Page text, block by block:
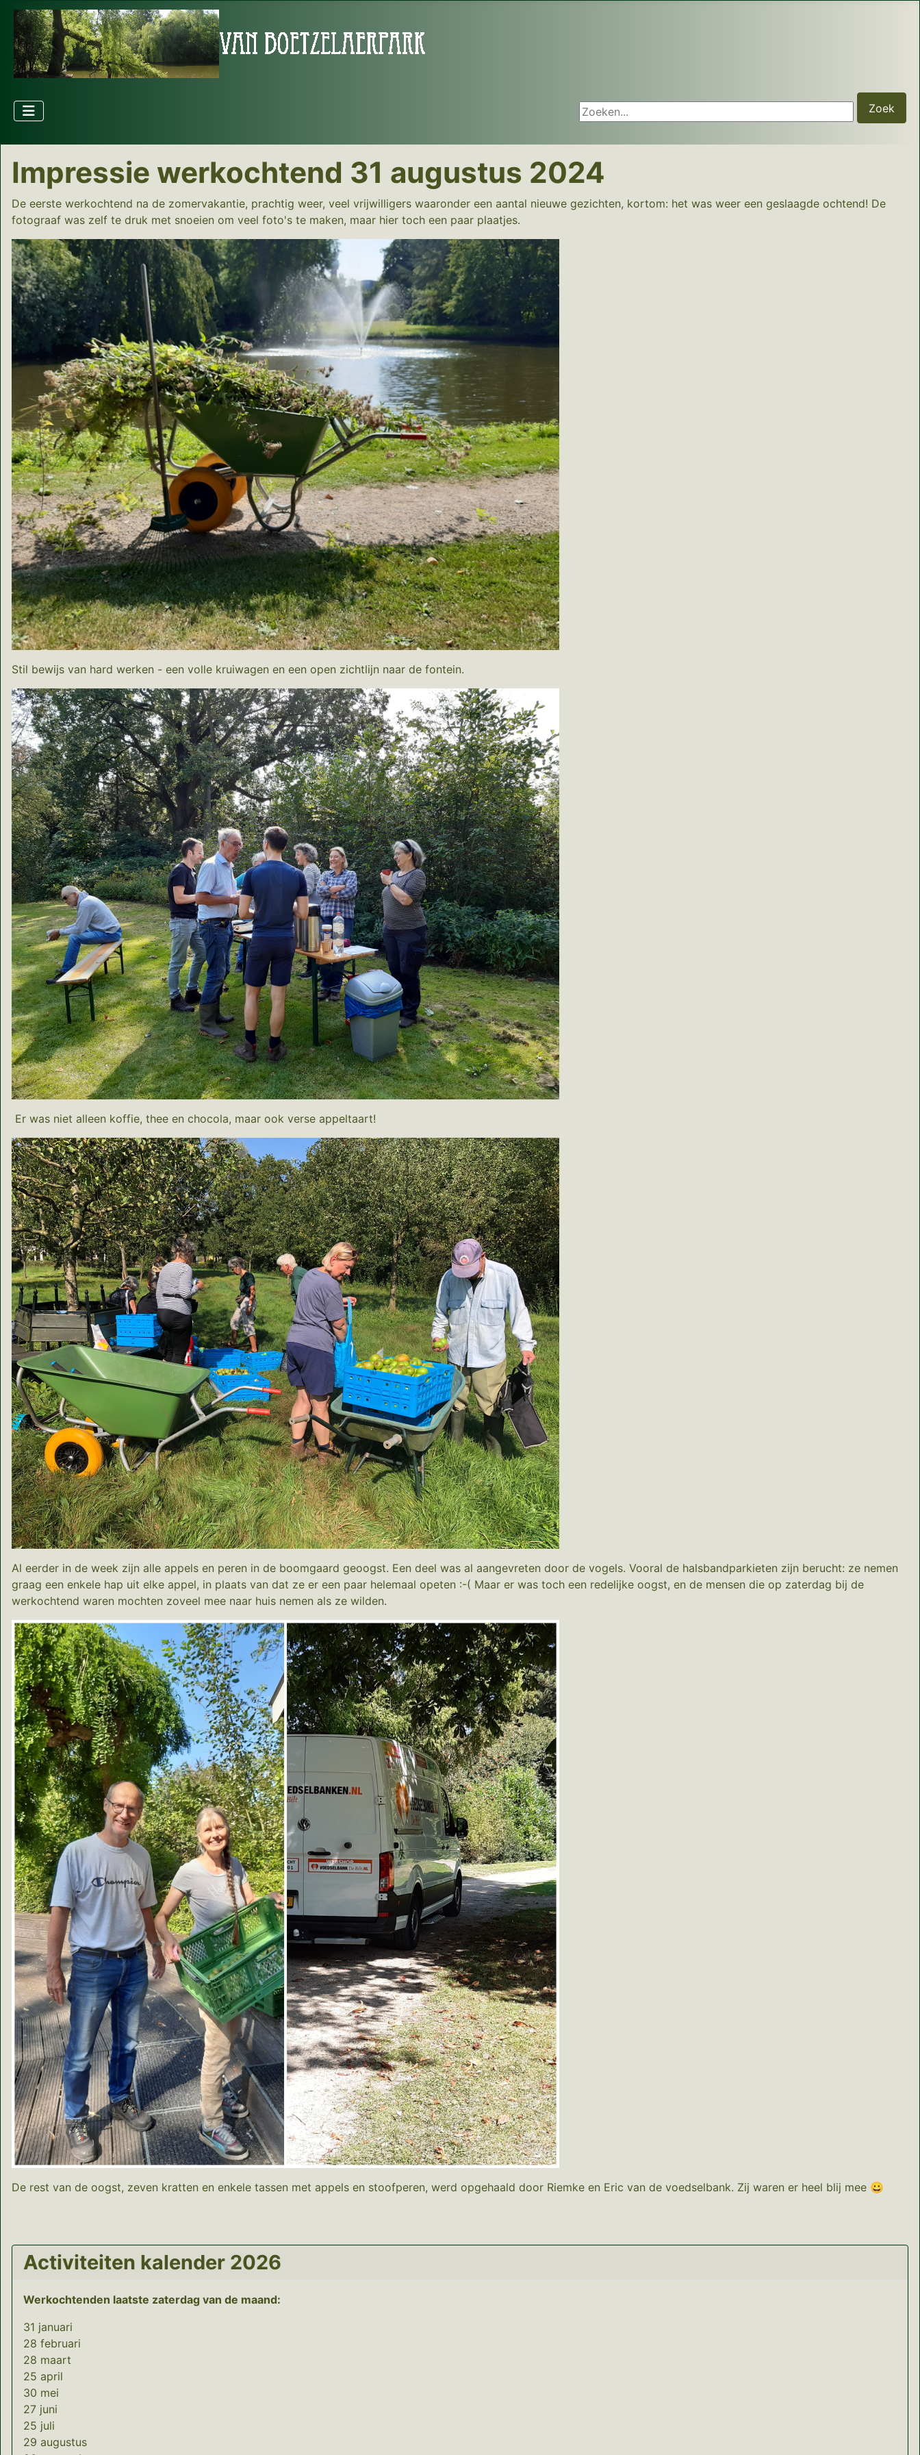
Zoeken...
Zoek
Impressie werkochtend 31 augustus 2024
De eerste werkochtend na de zomervakantie, prachtig weer, veel vrijwilligers waaronder een aantal nieuwe gezichten, kortom: het was weer een geslaagde ochtend! De
fotograaf was zelf te druk met snoeien om veel foto's te maken, maar hier toch een paar plaatjes.
Stil bewijs van hard werken - een volle kruiwagen en een open zichtlijn naar de fontein.
Er was niet alleen koffie, thee en chocola, maar ook verse appeltaart!
Al eerder in de week zijn alle appels en peren in de boomgaard geoogst. Een deel was al aangevreten door de vogels. Vooral de halsbandparkieten zijn berucht: ze nemen
graag een enkele hap uit elke appel, in plaats van dat ze er een paar helemaal opeten :-( Maar er was toch een redelijke oogst, en de mensen die op zaterdag bij de
werkochtend waren mochten zoveel mee naar huis nemen als ze wilden.
De rest van de oogst, zeven kratten en enkele tassen met appels en stoofperen, werd opgehaald door Riemke en Eric van de voedselbank. Zij waren er heel blij mee 😀
Activiteiten kalender 2026
Werkochtenden laatste zaterdag van de maand:
31 januari
28 februari
28 maart
25 april
30 mei
27 juni
25 juli
29 augustus